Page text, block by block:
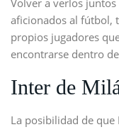
Volver a verlos
aficionados al fútbol,
propios jugadores
encontrarse dentro
Inter de
La posibilidad de